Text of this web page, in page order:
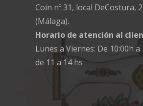
Coín nº 31, local DeCostura,
(Málaga).
Horario de atención al
Lunes a Viernes: De 10:00h
de 11 a 14 hs